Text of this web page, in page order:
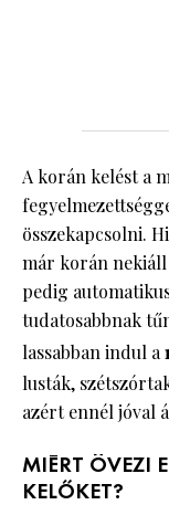
A korán kelést a
összekapcsolni.
már korán
pedig
tudatosabbnak
lassabban indul a
lusták,
azért ennél jóval
MIÉRT ÖVEZI
KELŐKET?